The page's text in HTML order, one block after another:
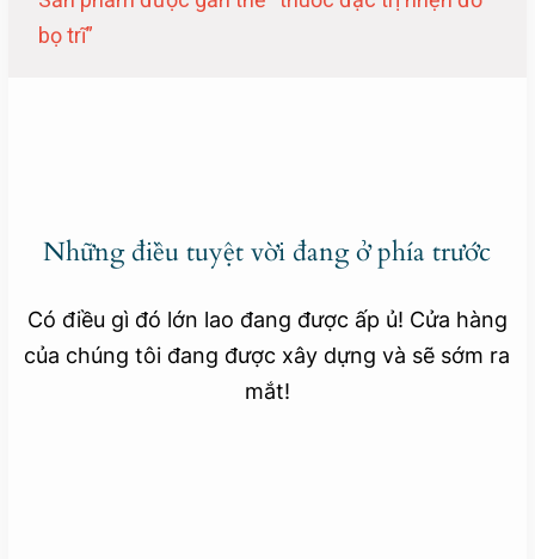
bọ trĩ”
Những điều tuyệt vời đang ở phía trước
Có điều gì đó lớn lao đang được ấp ủ! Cửa hàng
của chúng tôi đang được xây dựng và sẽ sớm ra
mắt!